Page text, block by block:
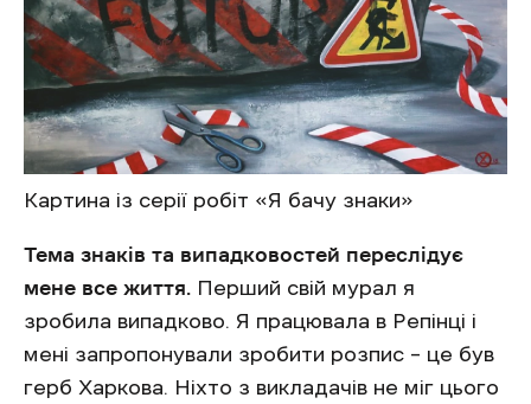
Картина із серії робіт «Я бачу знаки»
Тема знаків та випадковостей переслідує
мене все життя. Перший свій мурал я
зробила випадково. Я працювала в Репінці і
мені запропонували зробити розпис – це був
герб Харкова. Ніхто з викладачів не міг цього